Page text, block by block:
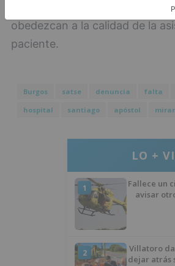
económicos, sino sobre todo
obedezcan a la calidad de la
paciente.
Burgos satse denuncia falta
hospital
santiago apóstol
LO +
1
Fallece un
avisar
2
Villatoro
dejar atrás